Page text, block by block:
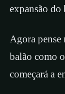
expansão do
Agora
balão como
começará a